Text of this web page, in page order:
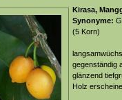
Kirasa,
Synonyme:
(5 Korn)
gegenständig
glänzend
Holz